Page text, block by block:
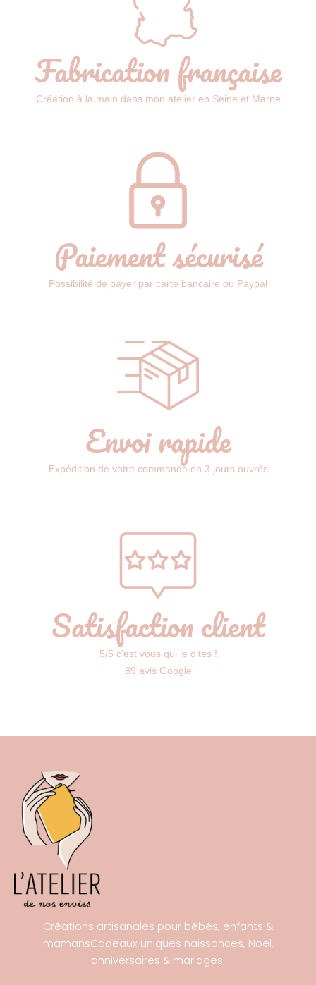
Fabrication française
Création à la main dans mon atelier en Seine et Marne
Paiement sécurisé
Possibilité de payer par carte bancaire ou Paypal
Envoi rapide
Expédition de votre commande en 3 jours ouvrés
Satisfaction client
5/5 c'est vous qui le dites !
89 avis Google
Créations artisanales pour bébés, enfants &
mamansCadeaux uniques naissances, Noël,
anniversaires & mariages.